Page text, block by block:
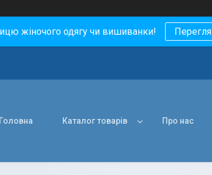
жіночого одягу чи вишиванки!
Головна Каталог товарів Про нас